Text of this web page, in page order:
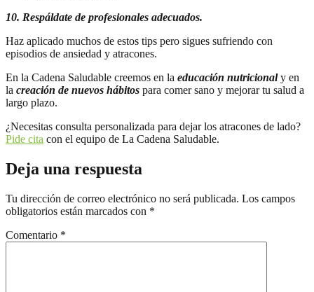
10. Respáldate de profesionales adecuados.
Haz aplicado muchos de estos tips pero sigues sufriendo con
episodios de ansiedad y atracones.
En la Cadena Saludable creemos en la educación nutricionaly en
la creación de nuevos hábitos para comer sano y mejorar tu salud a
largo plazo.
¿Necesitas consulta personalizada para dejar los atracones de lado?
Pide cita con el equipo de La Cadena Saludable.
Deja una respuesta
Tu dirección de correo electrónico no será publicada. Los campos
obligatorios están marcados con *
Comentario *